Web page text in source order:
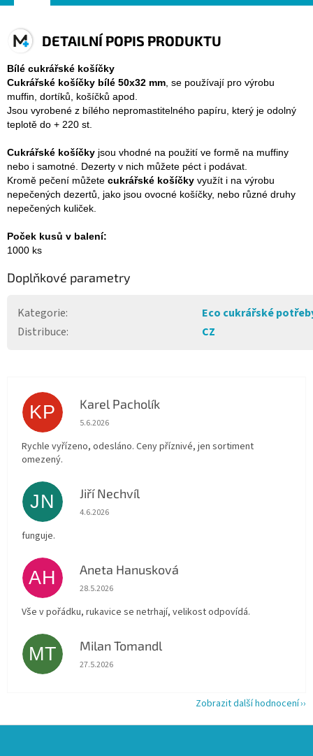
DETAILNÍ POPIS PRODUKTU
Bílé cukrářské košíčky
Cukrářské košíčky bílé 50x32 mm , se používají pro výrobu
muffin, dortíků, košíčků apod.
Jsou vyrobené z bílého nepromastitelného papíru, který je odolný
teplotě do + 220 st.
Cukrářské košíčky jsou vhodné na použití ve formě na muffiny
nebo i samotné. Dezerty v nich můžete péct i podávat.
Kromě pečení můžete cukrářské košíčky využít i na výrobu
nepečených dezertů, jako jsou ovocné košíčky, nebo různé druhy
nepečených kuliček.
Poček kusů v balení:
1000 ks
Doplňkové parametry
Kategorie:
Eco cukrářské
Distribuce: CZ
KP Karel Pacholík
Hodnocení obchodu je 4 z 5 hvězdiček.
5.6.2026
Rychle vyřízeno, odesláno. Ceny příznivé, jen sortiment
omezený.
JN Jiří Nechvíl
Hodnocení obchodu je 5 z 5 hvězdiček.
4.6.2026
funguje.
AH Aneta Hanusková
Hodnocení obchodu je 5 z 5 hvězdiček.
28.5.2026
Vše v pořádku, rukavice se netrhají, velikost odpovídá.
MT Milan Tomandl
Hodnocení obchodu je 5 z 5 hvězdiček.
27.5.2026
Zobrazit další hodnocení